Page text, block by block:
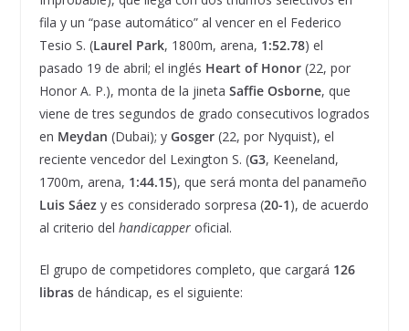
fila y un “pase automático” al vencer en el Federico
Tesio S. (Laurel Park, 1800m, arena, 1:52.78) el
pasado 19 de abril; el inglés Heart of Honor(22, por
Honor A. P.), monta de la jineta Saffie Osborne, que
viene de tres segundos de grado consecutivos logrados
en Meydan (Dubai); y Gosger(22, por Nyquist), el
reciente vencedor del Lexington S. (G3, Keeneland,
1700m, arena, 1:44.15), que será monta del panameño
Luis Sáezy es considerado sorpresa (20-1), de acuerdo
al criterio del handicapperoficial.
El grupo de competidores completo, que cargará 126
librasde hándicap, es el siguiente: